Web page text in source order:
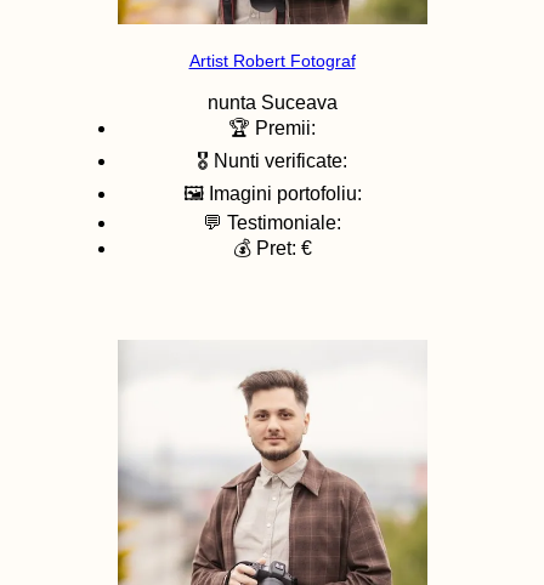
Artist Robert Fotograf
nunta Suceava
🏆 Premii:
🎖️ Nunti verificate:
🖼️ Imagini portofoliu:
💬 Testimoniale:
💰 Pret: €